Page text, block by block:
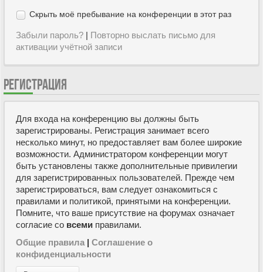
Скрыть моё пребывание на конференции в этот раз
Забыли пароль? | Повторно выслать письмо для
активации учётной записи
РЕГИСТРАЦИЯ
Для входа на конференцию вы должны быть
зарегистрированы. Регистрация занимает всего
несколько минут, но предоставляет вам более широкие
возможности. Администратором конференции могут
быть установлены также дополнительные привилегии
для зарегистрированных пользователей. Прежде чем
зарегистрироваться, вам следует ознакомиться с
правилами и политикой, принятыми на конференции.
Помните, что ваше присутствие на форумах означает
согласие со всеми правилами.
Общие правила | Соглашение о
конфиденциальности